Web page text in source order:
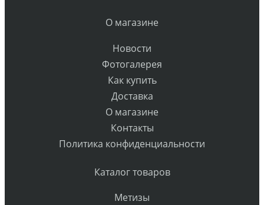
О магазине
Новости
Фотогалерея
Как купить
Доставка
О магазине
Контакты
Политика конфиденциальности
Каталог товаров
Метизы